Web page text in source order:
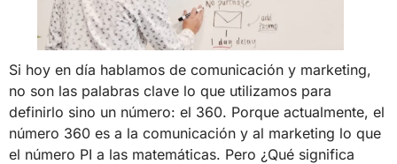
Si hoy en día hablamos de comunicación y marketing,
no son las palabras clave lo que utilizamos para
definirlo sino un número: el 360. Porque actualmente, el
número 360 es a la comunicación y al marketing lo que
el número PI a las matemáticas. Pero ¿Qué significa